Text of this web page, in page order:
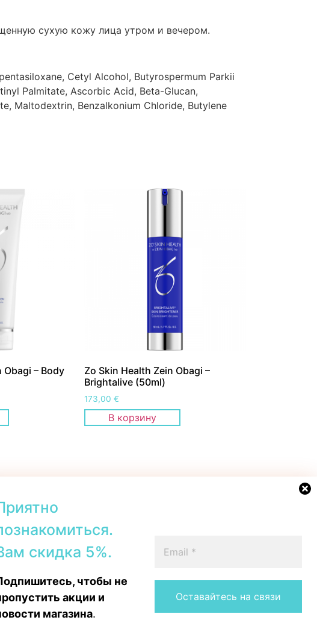
сухую кожу лица утром и вечером.
Cetyl Alcohol, Butyrospermum Parkii
Palmitate, Ascorbic Acid, Beta-Glucan,
Maltodextrin, Benzalkonium Chloride, Butylene
скидка 5%.
чтобы не
акции и
магазина.
Obagi – Body
Zo Skin Health Zein Obagi –
Brightalive (50ml)
173,00 €
В корзину
tee 42b, Tallinn
Пт: 11:00–19:00
11:00 - 15:00
Messenger
Instagram